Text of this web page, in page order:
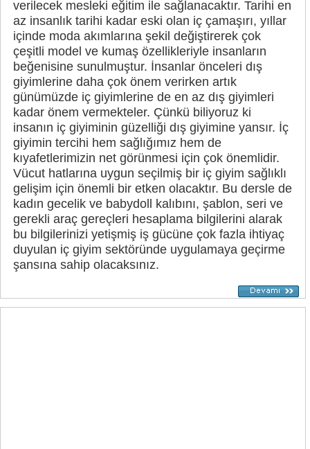
verilecek mesleki eğitim ile sağlanacaktır. Tarihi en
az insanlık tarihi kadar eski olan iç çamaşırı, yıllar
içinde moda akımlarına şekil değiştirerek çok
çeşitli model ve kumaş özellikleriyle insanların
beğenisine sunulmuştur. İnsanlar önceleri dış
giyimlerine daha çok önem verirken artık
günümüzde iç giyimlerine de en az dış giyimleri
kadar önem vermekteler. Çünkü biliyoruz ki
insanın iç giyiminin güzelliği dış giyimine yansır. İç
giyimin tercihi hem sağlığımız hem de
kıyafetlerimizin net görünmesi için çok önemlidir.
Vücut hatlarına uygun seçilmiş bir iç giyim sağlıklı
gelişim için önemli bir etken olacaktır. Bu dersle de
kadın gecelik ve babydoll kalıbını, şablon, seri ve
gerekli araç gereçleri hesaplama bilgilerini alarak
bu bilgilerinizi yetişmiş iş gücüne çok fazla ihtiyaç
duyulan iç giyim sektöründe uygulamaya geçirme
şansına sahip olacaksınız.